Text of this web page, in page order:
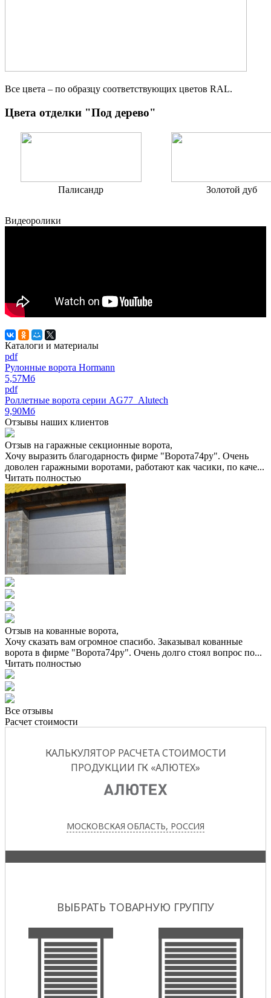
Все цвета – по образцу соответствующих цветов RAL.
Цвета отделки "Под дерево"
Палисандр Золотой дуб
Видеоролики
Каталоги и материалы
pdf
Рулонные ворота Hormann
5,57Мб
pdf
Роллетные ворота серии AG77_Alutech
9,90Мб
Отзывы наших клиентов
Отзыв на гаражные секционные ворота,
Хочу выразить благодарность фирме "Ворота74ру". Очень
доволен гаражными воротами, работают как часики, по каче...
Читать полностью
Отзыв на кованные ворота,
Хочу сказать вам огромное спасибо. Заказывал кованные
ворота в фирме "Ворота74ру". Очень долго стоял вопрос по...
Читать полностью
Все отзывы
Расчет стоимости